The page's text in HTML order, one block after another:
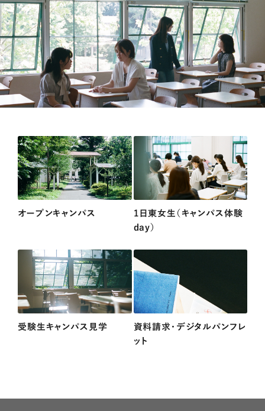
オープンキャンパス
1日東女生（キャンパス体験
day）
受験生キャンパス見学
資料請求・デジタルパンフレ
ット